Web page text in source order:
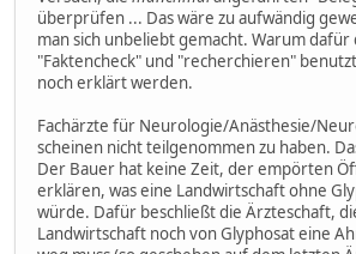
überprüfen ... Das wäre zu aufwändig
man sich unbeliebt gemacht. Warum
"Faktencheck" und "recherchieren"
noch erklärt werden.
Fachärzte für Neurologie/Anästhesie/
scheinen nicht teilgenommen zu haben.
Der Bauer hat keine Zeit, der empörten
erklären, was eine Landwirtschaft ohne
würde. Dafür beschließt die Ärzteschaft,
Landwirtschaft noch von Glyphosat eine